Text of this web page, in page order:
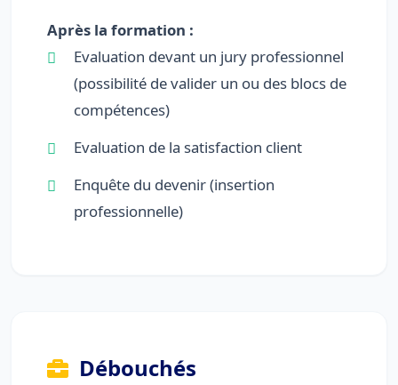
Après la formation :
Evaluation devant un jury professionnel
(possibilité de valider un ou des blocs de
compétences)
Evaluation de la satisfaction client
Enquête du devenir (insertion
professionnelle)
Débouchés